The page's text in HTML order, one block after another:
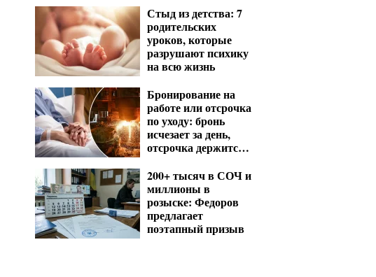
Стыд из детства: 7
родительских
уроков, которые
разрушают психику
на всю жизнь
Бронирование на
работе или отсрочка
по уходу: бронь
исчезает за день,
отсрочка держится
200+ тысяч в СОЧ и
миллионы в
розыске: Федоров
предлагает
поэтапный призыв